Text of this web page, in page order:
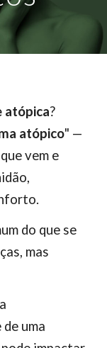
atópica?
atópico" —
vem e
do que se
mas
uma